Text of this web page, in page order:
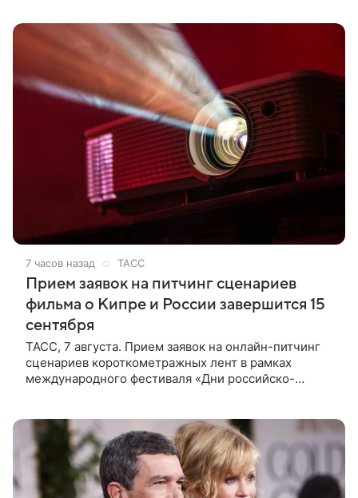
7 часов назад ТАСС
Прием заявок на питчинг сценариев
фильма о Кипре и России завершится 15
сентября
ТАСС, 7 августа. Прием заявок на онлайн-питчинг
сценариев короткометражных лент в рамках
международного фестиваля «Дни российско-